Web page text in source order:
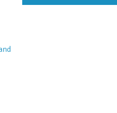
NAVIGATION